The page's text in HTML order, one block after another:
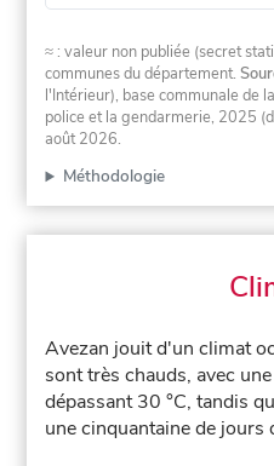
≈ : valeur non publiée (secret
communes du département.
l'Intérieur), base communale de
police et la gendarmerie, 2025
août 2026.
Méthodologie
Avezan jouit d'un climat
sont très chauds, avec
dépassant 30 °C, tandis
une cinquantaine de jours